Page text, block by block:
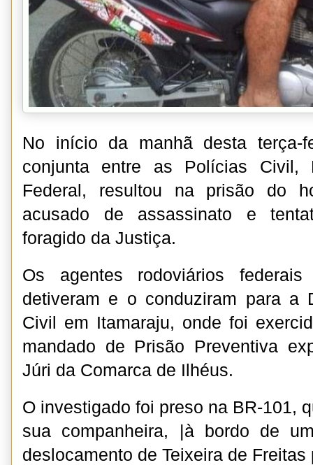
No início da manhã desta terça-
conjunta entre as Polícias Civil,
Federal, resultou na prisão do
acusado de assassinato e
foragido da Justiça.
Os agentes rodoviários
detiveram e o conduziram para a
Civil em Itamaraju, onde foi
mandado de Prisão Preventiva
Júri da Comarca de Ilhéus.
O investigado foi preso na BR-101,
sua companheira, |à bordo de
deslocamento de Teixeira de